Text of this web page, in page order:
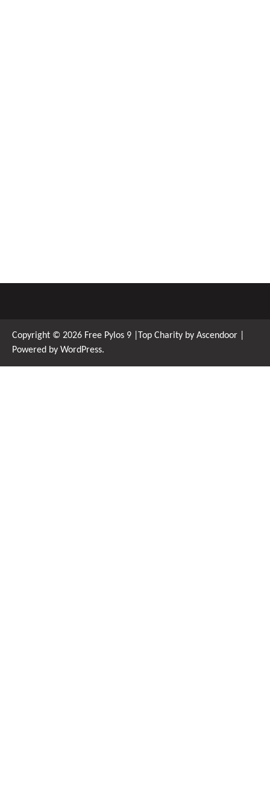
Copyright © 2026 Free Pylos 9 |Top Charity by Ascendoor
Powered by WordPress.